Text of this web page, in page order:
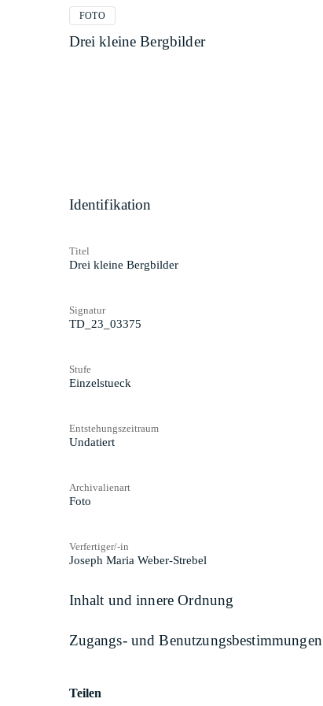
FOTO
Drei kleine Bergbilder
Identifikation
Titel
Drei kleine Bergbilder
Signatur
TD_23_03375
Stufe
Einzelstueck
Entstehungszeitraum
Undatiert
Archivalienart
Foto
Verfertiger/-in
Joseph Maria Weber-Strebel
Inhalt und innere Ordnung
Zugangs- und Benutzungsbestimmungen
Teilen